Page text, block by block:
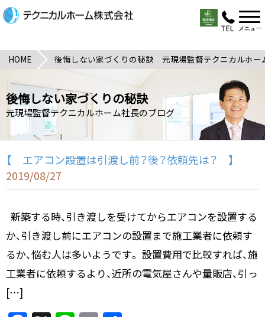
HOME 後悔しない家づくりの秘訣 元現場監督テクニカルホー
後悔しない家づくりの秘訣
元現場監督テクニカルホーム社長のブログ
【 エアコン設置は引渡し前？後？依頼先は？ 】
2019/08/27
新築する時、引き渡しを受けてからエアコンを設置する
か、引き渡し前にエアコンの設置まで施工業者に依頼す
るか、悩む人は多いようです。 設置費用で比較すれば、施
工業者に依頼するより、近所の電気屋さんや量販店、引っ
[…]